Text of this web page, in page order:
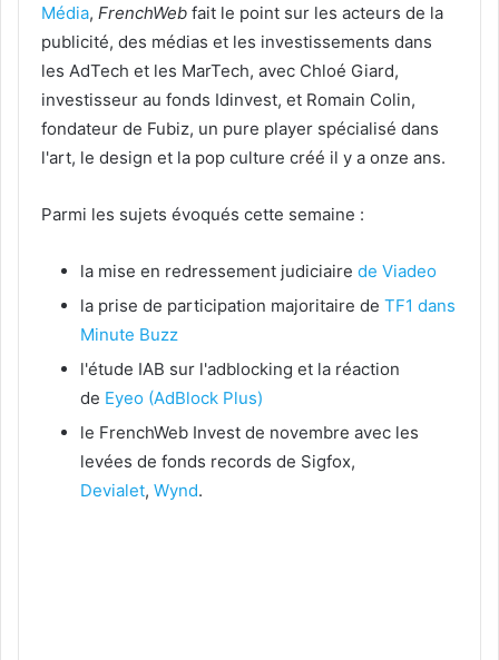
Média, FrenchWeb fait le point sur les acteurs de la
publicité, des médias et les investissements dans
les AdTech et les MarTech, avec Chloé Giard,
investisseur au fonds Idinvest, et Romain Colin,
fondateur de Fubiz, un pure player spécialisé dans
l'art, le design et la pop culture créé il y a onze ans.
Parmi les sujets évoqués cette semaine :
la mise en redressement judiciaire de Viadeo
la prise de participation majoritaire de TF1 dans
Minute Buzz
l'étude IAB sur l'adblocking et la réaction
de Eyeo (AdBlock Plus)
le FrenchWeb Invest de novembre avec les
levées de fonds records de Sigfox,
Devialet, Wynd.